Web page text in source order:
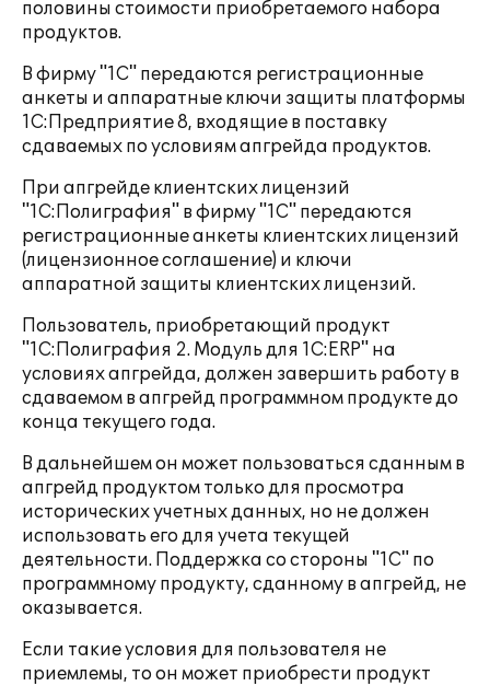
половины стоимости приобретаемого набора
продуктов.
В фирму "1С" передаются регистрационные
анкеты и аппаратные ключи защиты платформы
1С:Предприятие 8, входящие в поставку
сдаваемых по условиям апгрейда продуктов.
При апгрейде клиентских лицензий
"1С:Полиграфия" в фирму "1С" передаются
регистрационные анкеты клиентских лицензий
(лицензионное соглашение) и ключи
аппаратной защиты клиентских лицензий.
Пользователь, приобретающий продукт
"1С:Полиграфия 2. Модуль для 1С:ERP" на
условиях апгрейда, должен завершить работу в
сдаваемом в апгрейд программном продукте до
конца текущего года.
В дальнейшем он может пользоваться сданным в
апгрейд продуктом только для просмотра
исторических учетных данных, но не должен
использовать его для учета текущей
деятельности. Поддержка со стороны "1С" по
программному продукту, сданному в апгрейд, не
оказывается.
Если такие условия для пользователя не
приемлемы, то он может приобрести продукт